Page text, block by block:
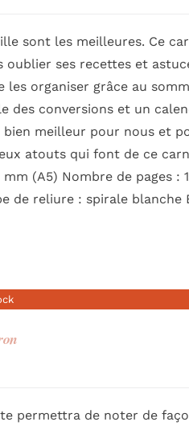
sont les meilleures. Ce
oublier ses recettes et
les organiser grâce au
des conversions et un
bien meilleur pour nous et
atouts qui font de ce
(A5) Nombre de pages
de reliure : spirale blanche
permettra de noter de